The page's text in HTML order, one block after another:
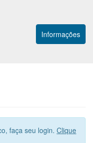
Informações
faça seu login. Clique